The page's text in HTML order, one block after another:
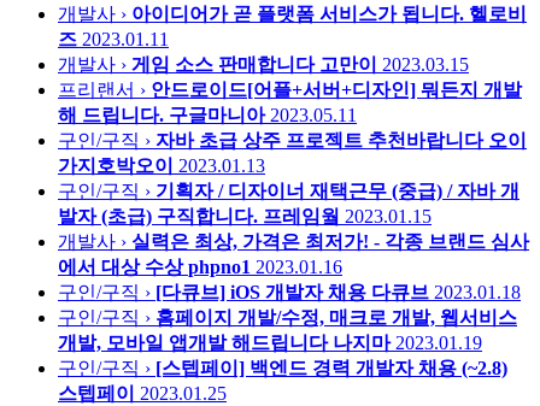
개발사 › 아이디어가 곧 플랫폼 서비스가 됩니다. 헬로비
즈 2023.01.11
개발사 › 게임 소스 판매합니다 고만이
2023.03.15
프리랜서 › 안드로이드[어플+서버+디자인] 뭐든지 개발
해 드립니다. 구글마니아 2023.05.11
구인/구직 › 자바 초급 상주 프로젝트 추천바랍니다 오이
가지호박오이
2023.01.13
구인/구직 › 기획자 / 디자이너 재택근무 (중급) / 자바 개
발자 (초급) 구직합니다. 프레임웤 2023.01.15
개발사 › 실력은 최상, 가격은 최저가! - 각종 브랜드 심사
에서 대상 수상 phpno1 2023.01.16
구인/구직 › [다큐브] iOS 개발자 채용 다큐브 2023.01.18
구인/구직 › 홈페이지 개발/수정, 매크로 개발, 웹서비스
개발, 모바일 앱개발 해드립니다 나지마 2023.01.19
구인/구직 › [스텝페이] 백엔드 경력 개발자 채용 (~2.8)
스텝페이
2023.01.25